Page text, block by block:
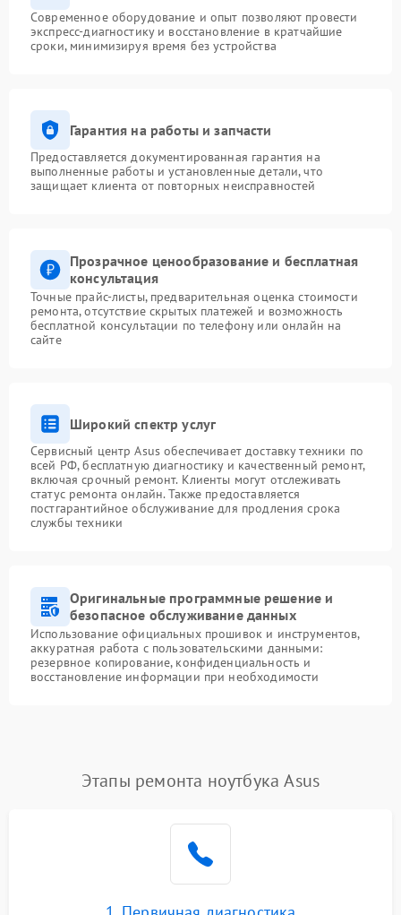
Современное оборудование и опыт позволяют провести
экспресс-диагностику и восстановление в кратчайшие
сроки, минимизируя время без устройства
Гарантия на работы и запчасти
Предоставляется документированная гарантия на
выполненные работы и установленные детали, что
защищает клиента от повторных неисправностей
Прозрачное ценообразование и бесплатная
консультация
Точные прайс-листы, предварительная оценка стоимости
ремонта, отсутствие скрытых платежей и возможность
бесплатной консультации по телефону или онлайн на
сайте
Широкий спектр услуг
Сервисный центр Asus обеспечивает доставку техники по
всей РФ, бесплатную диагностику и качественный ремонт,
включая срочный ремонт. Клиенты могут отслеживать
статус ремонта онлайн. Также предоставляется
постгарантийное обслуживание для продления срока
службы техники
Оригинальные программные решение и
безопасное обслуживание данных
Использование официальных прошивок и инструментов,
аккуратная работа с пользовательскими данными:
резервное копирование, конфиденциальность и
восстановление информации при необходимости
Этапы ремонта ноутбука Asus